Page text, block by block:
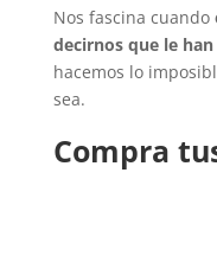
Nos fascina cuando
decirnos que le
hacemos lo
sea.
Compra